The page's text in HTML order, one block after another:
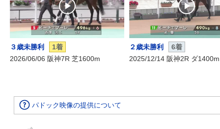
３歳未勝利
1着
2026/06/06 阪神7R 芝1600m
２歳未勝利
6着
2025/12/14 阪神2R ダ1400m
パドック映像の提供について